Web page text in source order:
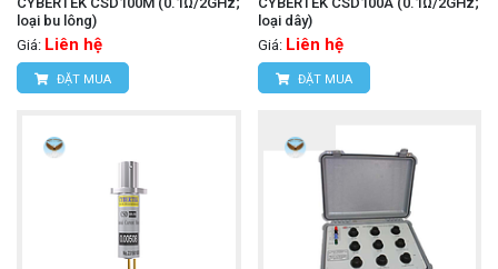
loại bu lông)
Giá: Liên hệ
ĐẶT MUA
loại dây)
Giá: Liên hệ
ĐẶT MUA